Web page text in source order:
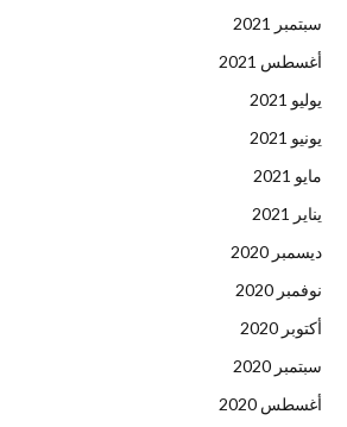
سبتمبر 2021
أغسطس 2021
يوليو 2021
يونيو 2021
مايو 2021
يناير 2021
ديسمبر 2020
نوفمبر 2020
أكتوبر 2020
سبتمبر 2020
أغسطس 2020